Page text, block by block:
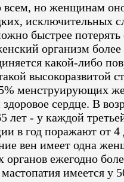
всем, но женщинам
исключительных
быстрее потерять
организм
какой-либо
менструирующих
сердце. В
лет - у каждой
в год поражают от
вен имеет одна
органов ежегодно
имеется